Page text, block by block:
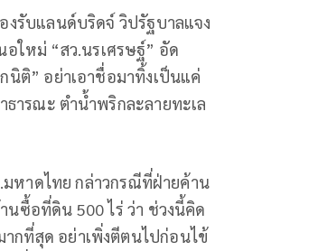
รับแลนด์บริดจ์ วิปรัฐบาลแจง
อใหม่ “สว.นรเศรษฐ์” อัด
ติ” อย่าเอาชื่อมาทิ้งเป็นแค่
ารณะ ตำน้ำพริกละลายทะเล
หาดไทย กล่าวกรณีที่ฝ่ายค้าน
นซื้อที่ดิน 500 ไร่ ว่า ช่วงนี้คิด
กที่สุด อย่าเพิ่งตีตนไปก่อนไข้